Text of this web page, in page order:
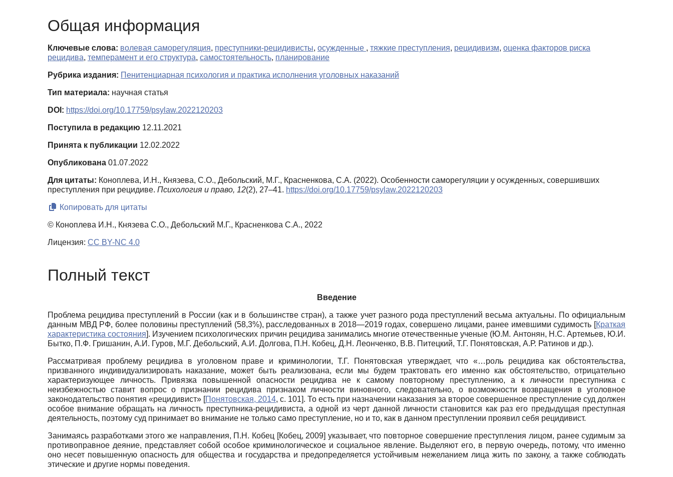
Общая информация
Ключевые слова: волевая саморегуляция, преступники-рецидивисты, осужденные , тяжкие преступления, рецидивизм, оценка факторов риска
рецидива, темперамент и его структура, самостоятельность, планирование
Рубрика издания: Пенитенциарная психология и практика исполнения уголовных наказаний
Тип материала: научная статья
DOI: https://doi.org/10.17759/psylaw.2022120203
Поступила в редакцию 12.11.2021
Принята к публикации 12.02.2022
Опубликована 01.07.2022
Для цитаты: Коноплева, И.Н., Князева, С.О., Дебольский, М.Г., Красненкова, С.А. (2022). Особенности саморегуляции у осужденных, совершивших
преступления при рецидиве. Психология и право, 12(2), 27–41. https://doi.org/10.17759/psylaw.2022120203
Копировать для цитаты
© Коноплева И.Н., Князева С.О., Дебольский М.Г., Красненкова С.А., 2022
Лицензия: CC BY-NC 4.0
Полный текст
Введение
Проблема рецидива преступлений в России (как и в большинстве стран), а также учет разного рода преступлений весьма актуальны. По официальным
данным МВД РФ, более половины преступлений (58,3%), расследованных в 2018—2019 годах, совершено лицами, ранее имевшими судимость [Краткая
характеристика состояния]. Изучением психологических причин рецидива занимались многие отечественные ученые (Ю.М. Антонян, Н.С. Артемьев, Ю.И.
Бытко, П.Ф. Гришанин, А.И. Гуров, М.Г. Дебольский, А.И. Долгова, П.Н. Кобец, Д.Н. Леонченко, В.В. Питецкий, Т.Г. Понятовская, А.Р. Ратинов и др.).
Рассматривая проблему рецидива в уголовном праве и криминологии, Т.Г. Понятовская утверждает, что «…роль рецидива как обстоятельства,
призванного индивидуализировать наказание, может быть реализована, если мы будем трактовать его именно как обстоятельство, отрицательно
характеризующее личность. Привязка повышенной опасности рецидива не к самому повторному преступлению, а к личности преступника с
неизбежностью ставит вопрос о признании рецидива признаком личности виновного, следовательно, о возможности возвращения в уголовное
законодательство понятия «рецидивист» [Понятовская, 2014, с. 101]. То есть при назначении наказания за второе совершенное преступление суд должен
особое внимание обращать на личность преступника-рецидивиста, а одной из черт данной личности становится как раз его предыдущая преступная
деятельность, поэтому суд принимает во внимание не только само преступление, но и то, как в данном преступлении проявил себя рецидивист.
Занимаясь разработками этого же направления, П.Н. Кобец [Кобец, 2009] указывает, что повторное совершение преступления лицом, ранее судимым за
противоправное деяние, представляет собой особое криминологическое и социальное явление. Выделяют его, в первую очередь, потому, что именно
оно несет повышенную опасность для общества и государства и предопределяется устойчивым нежеланием лица жить по закону, а также соблюдать
этические и другие нормы поведения.